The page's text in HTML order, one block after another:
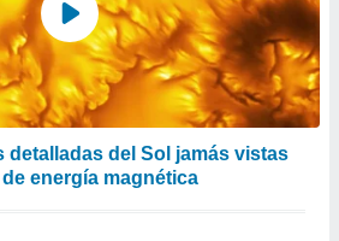
detalladas del Sol jamás vistas
energía magnética